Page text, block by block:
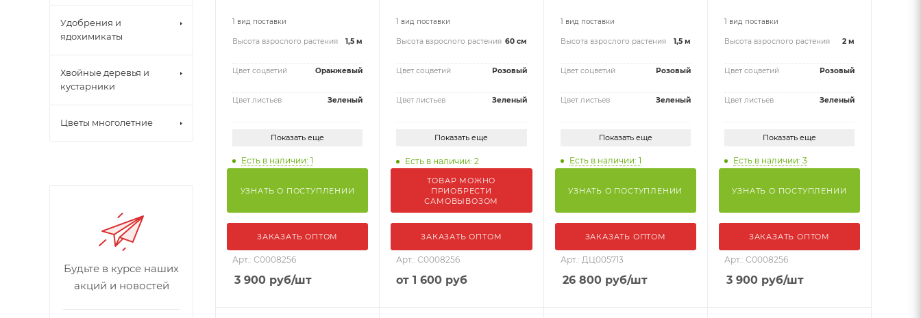
1 вид поставки
Высота взрослого растения 1,5 м
Цвет соцветий Оранжевый
Цвет листьев Зеленый
Показать еще
Есть в наличии: 1
УЗНАТЬ О ПОСТУПЛЕНИИ
ЗАКАЗАТЬ ОПТОМ
Арт.: С0008256
3 900 руб/шт
1 вид поставки
Высота взрослого растения 60 см
Цвет соцветий Розовый
Цвет листьев Зеленый
Показать еще
Есть в наличии: 2
ТОВАР МОЖНО
ПРИОБРЕСТИ
САМОВЫВОЗОМ
ЗАКАЗАТЬ ОПТОМ
Арт.: С0008256
от1 600 руб
1 вид поставки
Высота взрослого растения 1,5 м
Цвет соцветий Розовый
Цвет листьев Зеленый
Показать еще
Есть в наличии: 1
УЗНАТЬ О ПОСТУПЛЕНИИ
ЗАКАЗАТЬ ОПТОМ
Арт.: ДЦ005713
26 800руб/шт
1 вид поставки
Высота взрослого растения 2 м
Цвет соцветий Розовый
Цвет листьев Зеленый
Показать еще
Есть в наличии: 3
УЗНАТЬ О ПОСТУПЛЕНИИ
ЗАКАЗАТЬ ОПТОМ
Арт.: С0008256
3 900руб/шт
Удобрения и
ядохимикаты
Хвойные деревья и
кустарники
Цветы многолетние
Будьте в курсе наших
акций и новостей